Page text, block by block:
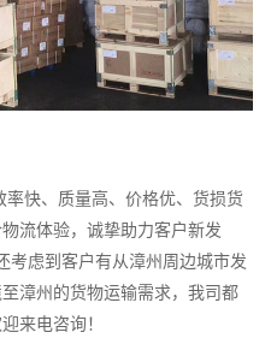
快、质量高、价格优、货损货
流体验，诚挚助力客户新发
考虑到客户有从漳州周边城市发
漳州的货物运输需求，我司都
来电咨询！